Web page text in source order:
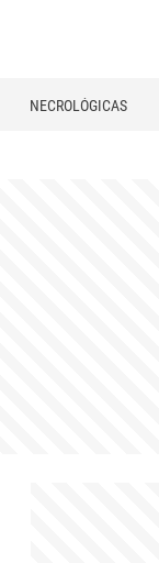
NECROLÓGICAS